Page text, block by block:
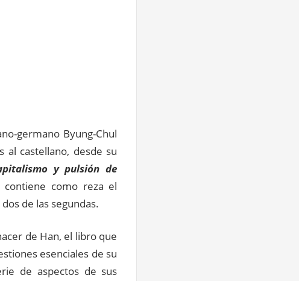
germano Byung-Chul
al castellano, desde su
y pulsión de
como reza el
de las segundas.
de Han, el libro que
esenciales de su
de aspectos de sus